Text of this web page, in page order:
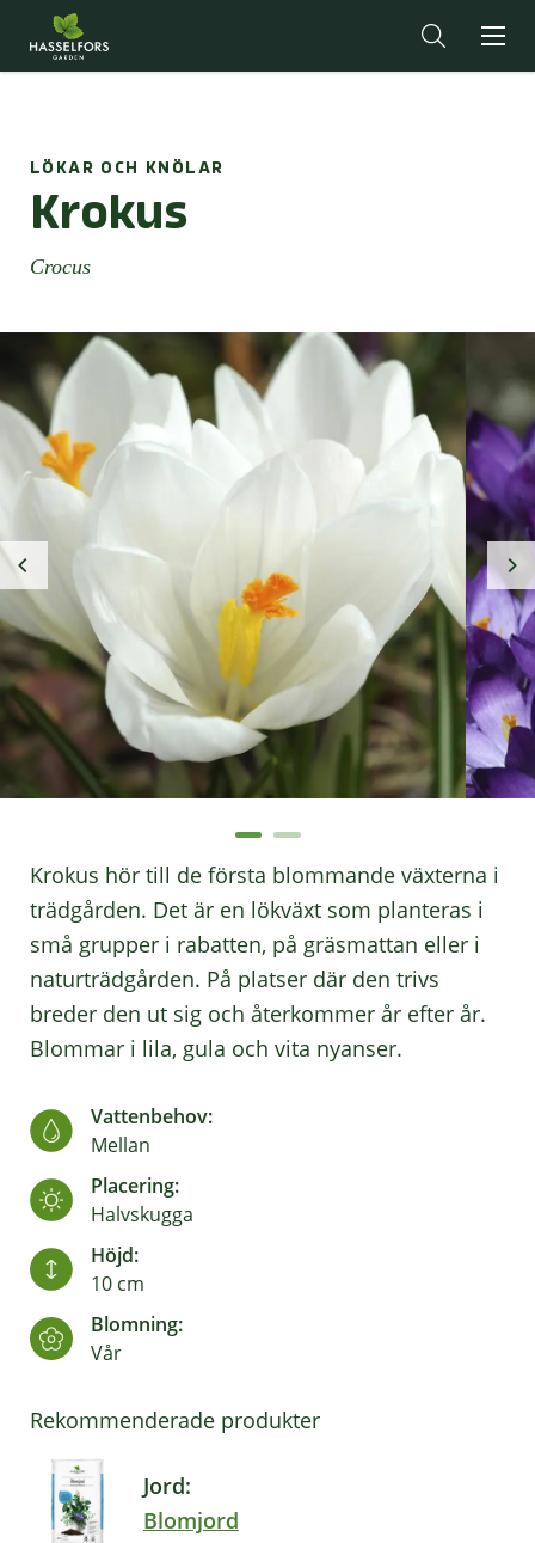
LÖKAR OCH KNÖLAR
Krokus
Crocus
Krokus hör till de första blommande växterna i
trädgården. Det är en lökväxt som planteras i
små grupper i rabatten, på gräsmattan eller i
naturträdgården. På platser där den trivs
breder den ut sig och återkommer år efter år.
Blommar i lila, gula och vita nyanser.
Vattenbehov:
Mellan
Placering:
Halvskugga
Höjd:
10 cm
Blomning:
Vår
Rekommenderade produkter
Jord:
Blomjord